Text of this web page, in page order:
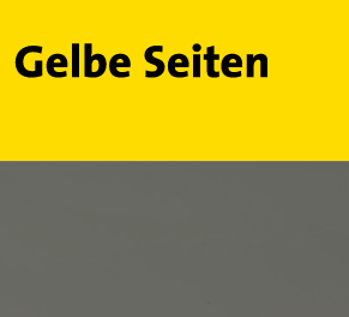
Gelbe Seiten